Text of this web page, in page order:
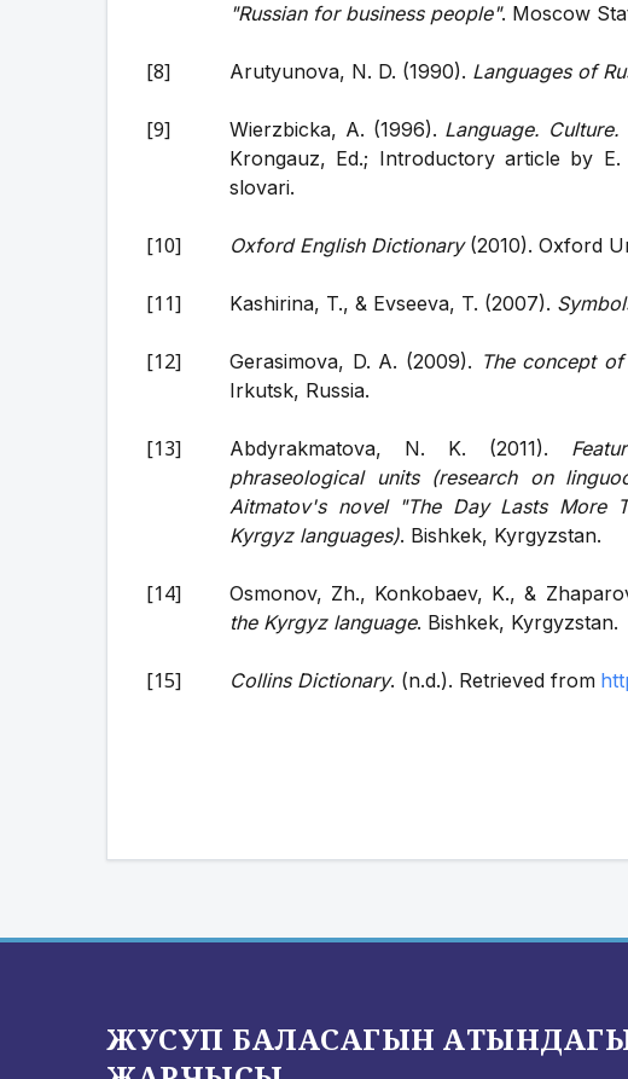
"Russian for business people". Moscow
Arutyunova, N. D. (1990). Languages of
Wierzbicka, A. (1996). Language.
Krongauz, Ed.; Introductory article by E.
slovari.
Oxford English Dictionary(2010). Oxford
Kashirina, T., & Evseeva, T. (2007).
Gerasimova, D. A. (2009). The concept
Irkutsk, Russia.
Abdyrakmatova, N. K. (2011).
phraseological units (research on
Aitmatov's novel "The Day Lasts More
Kyrgyz languages). Bishkek, Kyrgyzstan.
Osmonov, Zh., Konkobaev, K., &
the Kyrgyz language. Bishkek, Kyrgyzstan.
Collins Dictionary. (n.d.). Retrieved from
ЖУСУП БАЛАСАГЫН